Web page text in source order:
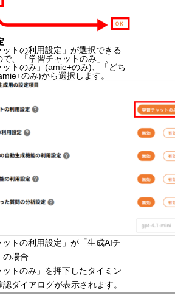
ットの利用設定」が選択できる
、「学習チャットのみ」、
ットのみ」(amie+のみ)、「どち
のみ)から選択します。
ットの利用設定」が「生成AIチ
の場合
ットのみ」を押下したタイミン
ダイアログが表示されます。